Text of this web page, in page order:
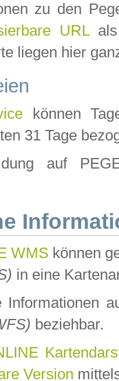
zu den
URLals
liegen hier
können
31 Tage
auf
WMS können
in eine
Informationen
beziehbar.
Version